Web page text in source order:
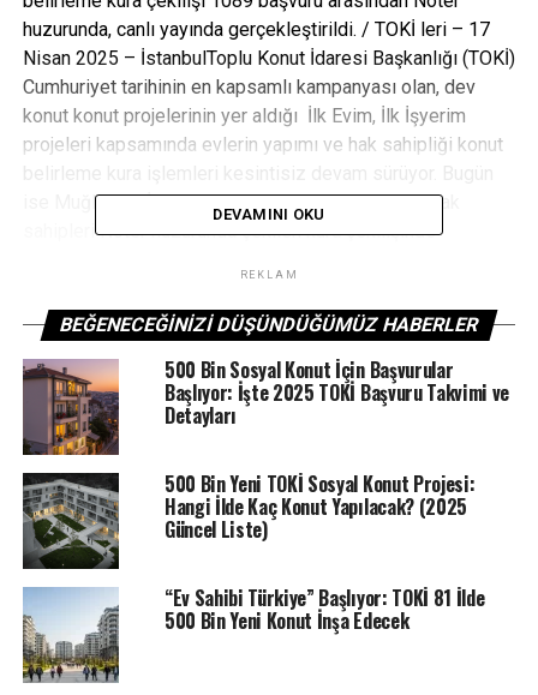
huzurunda, canlı yayında gerçekleştirildi. / TOKİ leri – 17
Nisan 2025 – İstanbulToplu Konut İdaresi Başkanlığı (TOKİ)
Cumhuriyet tarihinin en kapsamlı kampanyası olan, dev
konut konut projelerinin yer aldığı İlk Evim, İlk İşyerim
projeleri kapsamında evlerin yapımı ve hak sahipliği konut
ise Muğla TOKİ konut projesinde yer alan evlerin hak
sahipleri Noter huzurunda çekilen kura çekilişinde
belirlenmiş oldu. TOKİ kura sonuçları isim sorgulama
ekranı TOKİ resmi web sitesi ve e-devlet üzerinden
öğrenilebilir.
TOKİ MUĞLA MERKEZ KURA SONUÇLARI
CANLI YAYIN
ETIKETLER EMLAK KONUT TOKİ TOKI HABERLERI
SONRAKI
536 başvurulu TOKİ Konya Seydişehir konut kura çekilişi
sonuçları açıklandı
ÖNCEKI
362 başvuru arasında TOKİ Artvin’de kura heyecanı
DEVAMINI OKU
REKLAM
BEĞENECEĞINIZI DÜŞÜNDÜĞÜMÜZ HABERLER
500 Bin Sosyal Konut İçin Başvurular
Başlıyor: İşte 2025 TOKİ Başvuru Takvimi ve
Detayları
500 Bin Yeni TOKİ Sosyal Konut Projesi:
Hangi İlde Kaç Konut Yapılacak? (2025
Güncel Liste)
“Ev Sahibi Türkiye” Başlıyor: TOKİ 81 İlde
500 Bin Yeni Konut İnşa Edecek